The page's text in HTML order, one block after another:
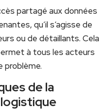
partagé aux données‌
qu’il ‌s’agisse de
ou ‌de détaillants. Cela
à ⁤tous les acteurs
problème.
de la